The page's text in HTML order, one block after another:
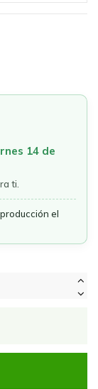
14 de
ti.
el